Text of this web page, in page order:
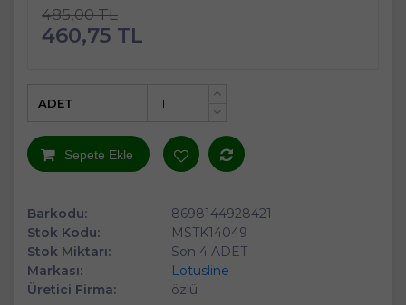
485,00 TL
460,75 TL
+
ADET
Sepete Ekle
Barkodu:
8698144928421
Stok Kodu:
MSTK14049
Stok Miktarı:
Son 4 ADET
Markası:
Lotusline
Üretici Firma:
özlü